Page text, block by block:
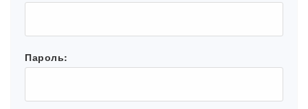
Пароль: